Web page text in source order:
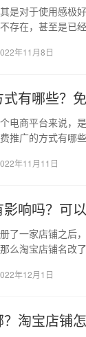
是对于使用感极
存在，甚至是已
年11月8日
有哪些？
电商平台来说，
推广的方式有哪
年11月11日
响吗？可
了一家店铺之后
么淘宝店铺名改
年12月1日
淘宝店铺